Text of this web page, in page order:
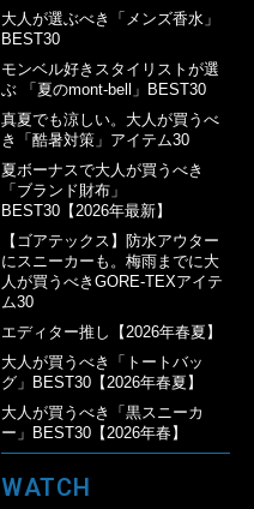
大人が選ぶべき「メンズ香水」
BEST30
モンベル好きスタイリストが選
ぶ 「夏のmont-bell」BEST30
真夏でも涼しい。大人が買うべ
き「酷暑対策」アイテム30
夏ボーナスで大人が買うべき
「ブランド財布」
BEST30【2026年最新】
【ゴアテックス】防水アウター
にスニーカーも。梅雨までに大
人が買うべきGORE-TEXアイテ
ム30
エディター推し【2026年春夏】
大人が買うべき「トートバッ
グ」BEST30【2026年春夏】
大人が買うべき「黒スニーカ
ー」BEST30【2026年春】
WATCH